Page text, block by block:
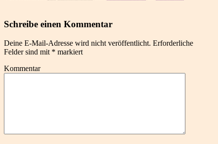
Schreibe einen Kommentar
Deine E-Mail-Adresse wird nicht veröffentlicht. Erforderliche
Felder sind mit * markiert
Kommentar